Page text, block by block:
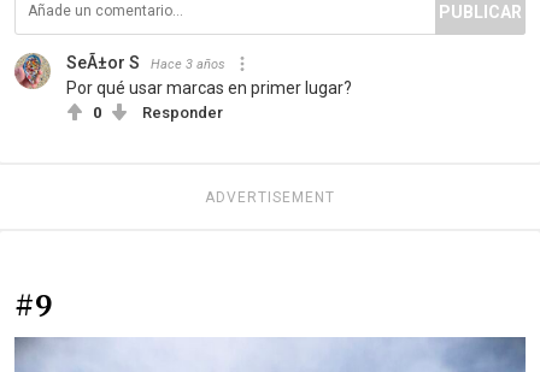
PUBLICAR
SeÃ±or S Hace 3 años
Por qué usar marcas en primer lugar?
0 Responder
ADVERTISEMENT
#9